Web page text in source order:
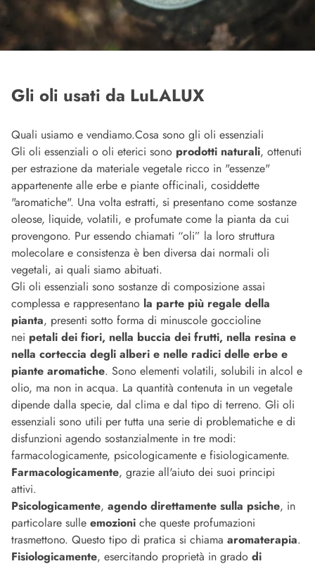
Gli oli usati da LuLALUX
Quali usiamo e vendiamo.Cosa sono gli oli essenziali
Gli oli essenziali o oli eterici sono prodotti naturali, ottenuti
per estrazione da materiale vegetale ricco in "essenze"
appartenente alle erbe e piante officinali, cosiddette
"aromatiche". Una volta estratti, si presentano come sostanze
oleose, liquide, volatili, e profumate come la pianta da cui
provengono. Pur essendo chiamati “oli” la loro struttura
molecolare e consistenza è ben diversa dai normali oli
vegetali, ai quali siamo abituati.
Gli oli essenziali sono sostanze di composizione assai
complessa e rappresentano la parte più regale della
pianta, presenti sotto forma di minuscole goccioline
nei petali dei fiori, nella buccia dei frutti, nella resina e
nella corteccia degli alberi e nelle radici delle erbe e
piante aromatiche. Sono elementi volatili, solubili in alcol e
olio, ma non in acqua. La quantità contenuta in un vegetale
dipende dalla specie, dal clima e dal tipo di terreno. Gli oli
essenziali sono utili per tutta una serie di problematiche e di
disfunzioni agendo sostanzialmente in tre modi:
farmacologicamente, psicologicamente e fisiologicamente.
Farmacologicamente, grazie all'aiuto dei suoi principi
attivi.
Psicologicamente, agendo direttamente sulla psiche, in
particolare sulle emozioni che queste profumazioni
trasmettono. Questo tipo di pratica si chiama aromaterapia.
Fisiologicamente, esercitando proprietà in grado di